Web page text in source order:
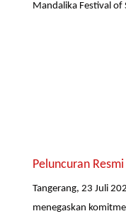
Mandalika Festival of
Peluncuran
Tangerang, 23 Juli
menegaskan